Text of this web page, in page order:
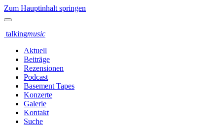
Zum Hauptinhalt springen
talkingmusic
Aktuell
Beiträge
Rezensionen
Podcast
Basement Tapes
Konzerte
Galerie
Kontakt
Suche